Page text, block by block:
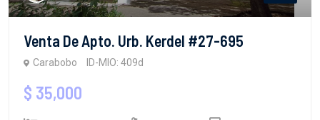
Venta De Apto. Urb. Kerdel #27-695
Carabobo ID-MIO: 409d
$ 35,000